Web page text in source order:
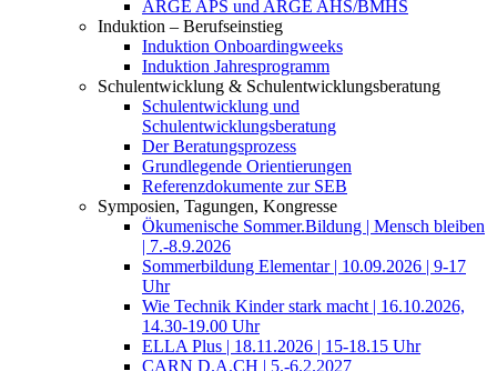
ARGE APS und ARGE AHS/BMHS
Induktion – Berufseinstieg
Induktion Onboardingweeks
Induktion Jahresprogramm
Schulentwicklung & Schulentwicklungsberatung
Schulentwicklung und
Schulentwicklungsberatung
Der Beratungsprozess
Grundlegende Orientierungen
Referenzdokumente zur SEB
Symposien, Tagungen, Kongresse
Ökumenische Sommer.Bildung | Mensch bleiben
| 7.-8.9.2026
Sommerbildung Elementar | 10.09.2026 | 9-17
Uhr
Wie Technik Kinder stark macht | 16.10.2026,
14.30-19.00 Uhr
ELLA Plus | 18.11.2026 | 15-18.15 Uhr
CARN D.A.CH | 5.-6.2.2027